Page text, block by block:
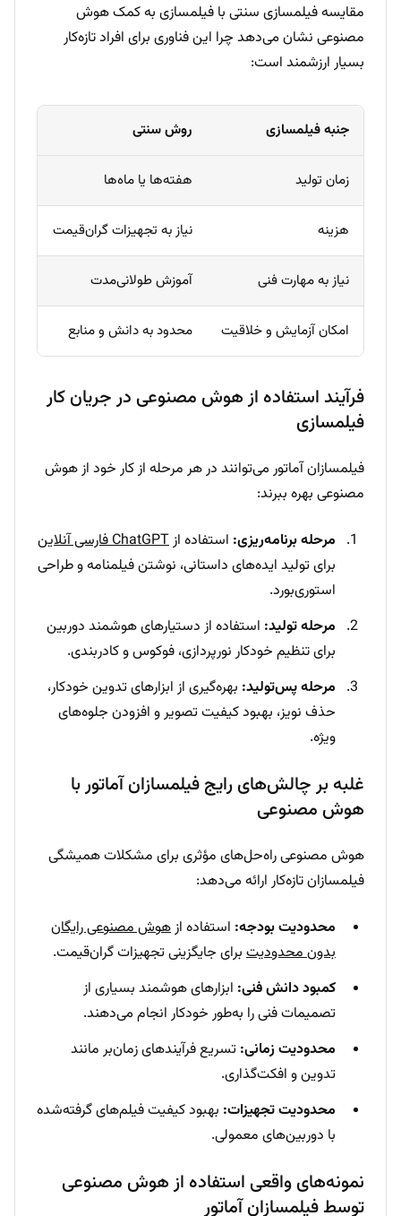
مقایسه فیلمسازی سنتی با فیلمسازی به کمک هوش
مصنوعی نشان می‌دهد چرا این فناوری برای افراد تازه‌کار
بسیار ارزشمند است:
جنبه فیلمسازی روش سنتی
زمان تولید هفته‌ها یا ماه‌ها
هزینه نیاز به تجهیزات گران‌قیمت
نیاز به مهارت فنی آموزش طولانی‌مدت
امکان آزمایش و خلاقیت محدود به دانش و منابع
فرآیند استفاده از هوش مصنوعی در جریان کار
فیلمسازی
فیلمسازان آماتور می‌توانند در هر مرحله از کار خود از هوش
مصنوعی بهره ببرند:
مرحله برنامه‌ریزی: استفاده ازChatGPT فارسی آنلاین
برای تولید ایده‌های داستانی، نوشتن فیلمنامه و طراحی
استوری‌بورد.
مرحله تولید: استفاده از دستیارهای هوشمند دوربین
برای تنظیم خودکار نورپردازی، فوکوس و کادربندی.
مرحله پس‌تولید: بهره‌گیری از ابزارهای تدوین خودکار،
حذف نویز، بهبود کیفیت تصویر و افزودن جلوه‌های
ویژه.
غلبه بر چالش‌های رایج فیلمسازان آماتور با
هوش مصنوعی
هوش مصنوعی راه‌حل‌های مؤثری برای مشکلات همیشگی
فیلمسازان تازه‌کار ارائه می‌دهد:
محدودیت بودجه: استفاده ازهوش مصنوعی رایگان
بدون محدودیت برای جایگزینی تجهیزات گران‌قیمت.
کمبود دانش فنی: ابزارهای هوشمند بسیاری از
تصمیمات فنی را به‌طور خودکار انجام می‌دهند.
محدودیت زمانی: تسریع فرآیندهای زمان‌بر مانند
تدوین و افکت‌گذاری.
محدودیت تجهیزات: بهبود کیفیت فیلم‌های گرفته‌شده
با دوربین‌های معمولی.
نمونه‌های واقعی استفاده از هوش مصنوعی
توسط فیلمسازان آماتور